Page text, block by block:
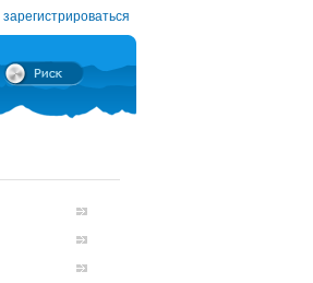
зарегистрироваться